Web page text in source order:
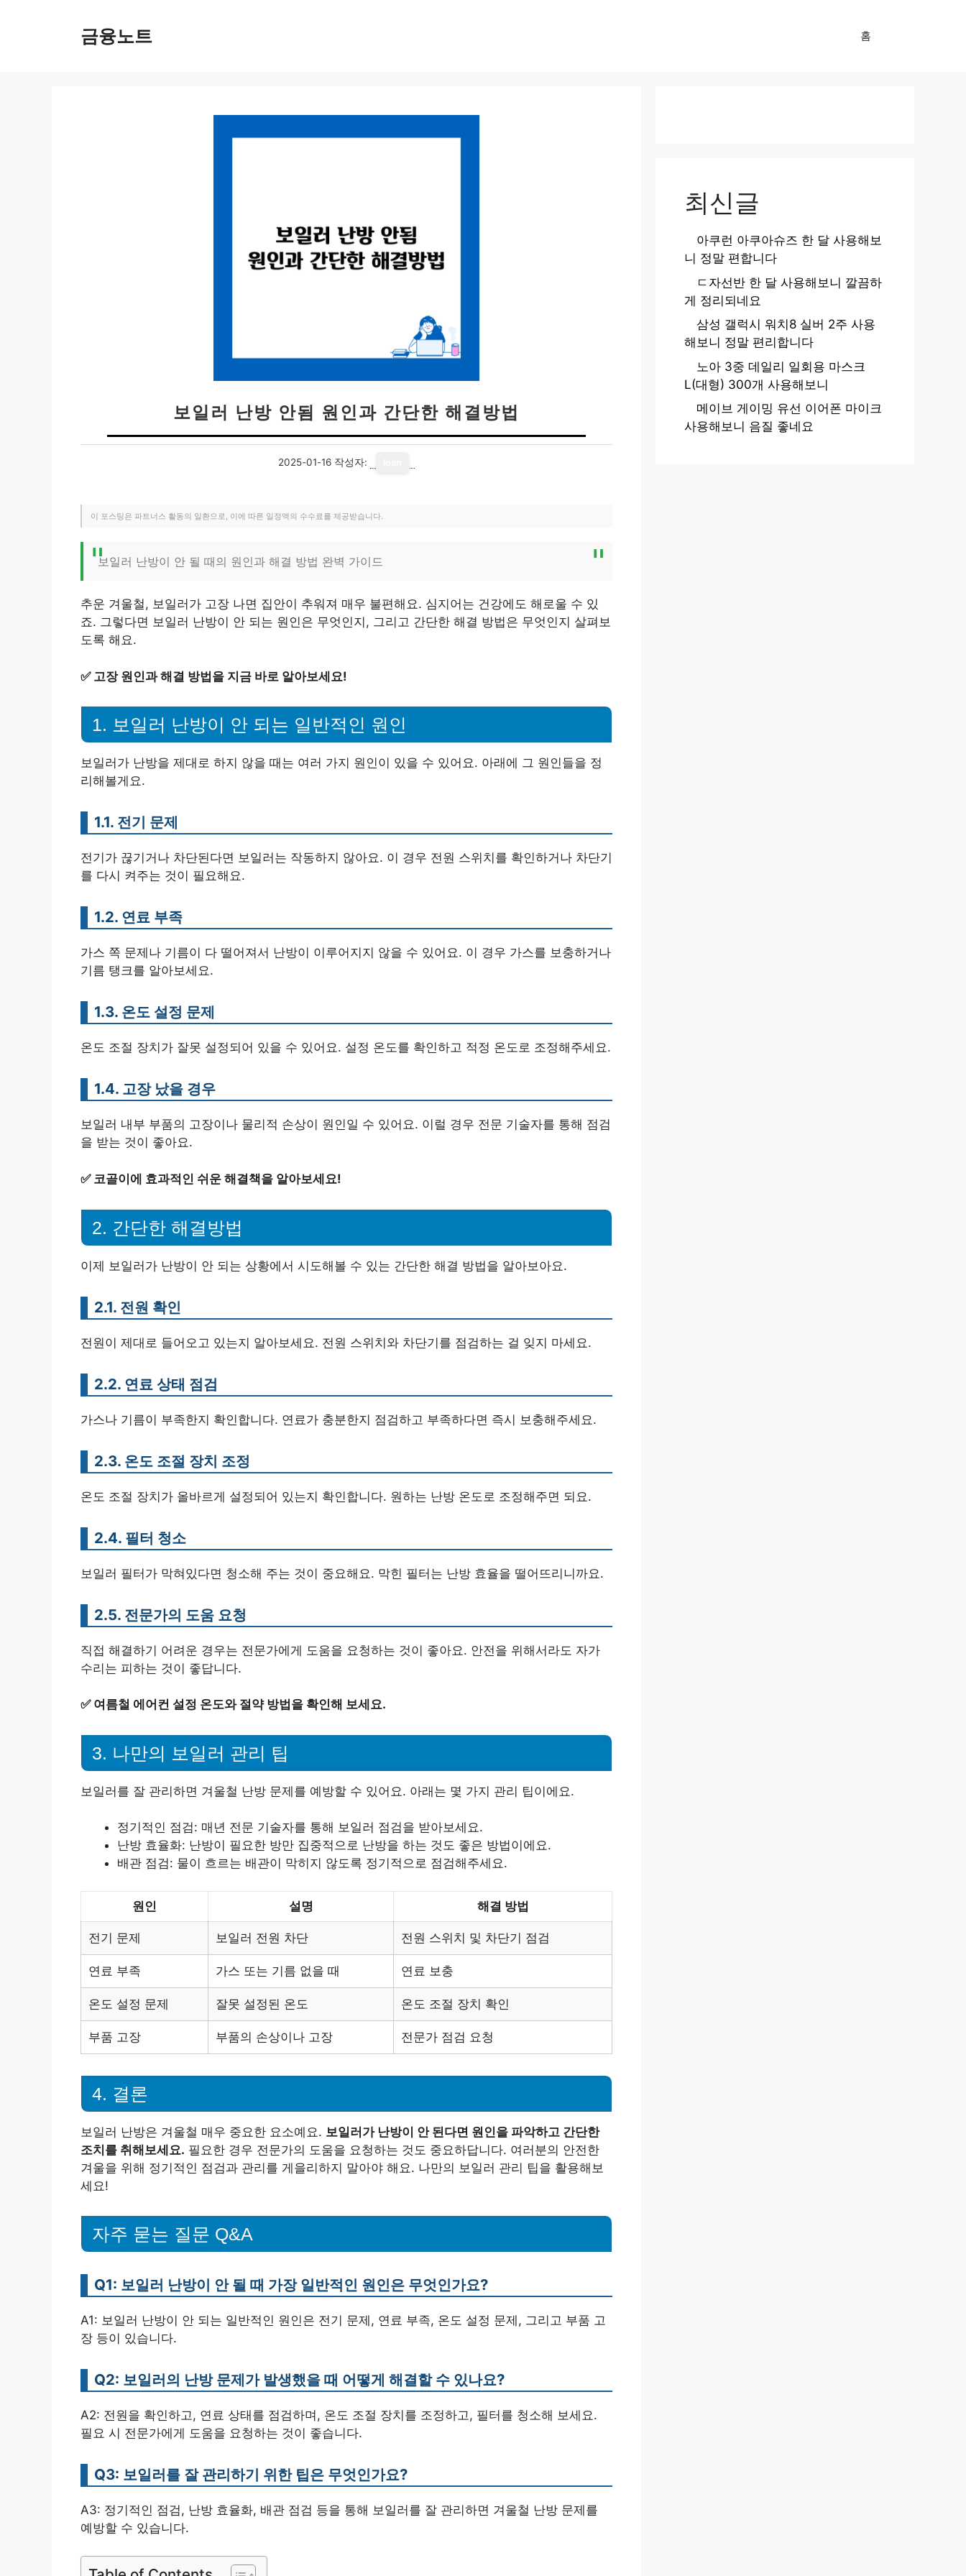
금융노트 홈
보일러 난방 안됨 원인과 간단한 해결방법
2025-01-16 작성자:
이 포스팅은 파트너스 활동의 일환으로, 이에 따른 일정액의 수수료를 제공받습니다.
보일러 난방이 안 될 때의 원인과 해결 방법 완벽 가이드
추운 겨울철, 보일러가 고장 나면 집안이 추워져 매우 불편해요. 심지어는 건강에도 해로울 수 있
죠. 그렇다면 보일러 난방이 안 되는 원인은 무엇인지, 그리고 간단한 해결 방법은 무엇인지 살펴보
도록 해요.
✅ 고장 원인과 해결 방법을 지금 바로 알아보세요!
1. 보일러 난방이 안 되는 일반적인 원인
보일러가 난방을 제대로 하지 않을 때는 여러 가지 원인이 있을 수 있어요. 아래에 그 원인들을 정
리해볼게요.
1.1. 전기 문제
전기가 끊기거나 차단된다면 보일러는 작동하지 않아요. 이 경우 전원 스위치를 확인하거나 차단기
를 다시 켜주는 것이 필요해요.
1.2. 연료 부족
가스 쪽 문제나 기름이 다 떨어져서 난방이 이루어지지 않을 수 있어요. 이 경우 가스를 보충하거나
기름 탱크를 알아보세요.
1.3. 온도 설정 문제
온도 조절 장치가 잘못 설정되어 있을 수 있어요. 설정 온도를 확인하고 적정 온도로 조정해주세요.
1.4. 고장 났을 경우
보일러 내부 부품의 고장이나 물리적 손상이 원인일 수 있어요. 이럴 경우 전문 기술자를 통해 점검
을 받는 것이 좋아요.
✅ 코골이에 효과적인 쉬운 해결책을 알아보세요!
2. 간단한 해결방법
이제 보일러가 난방이 안 되는 상황에서 시도해볼 수 있는 간단한 해결 방법을 알아보아요.
2.1. 전원 확인
전원이 제대로 들어오고 있는지 알아보세요. 전원 스위치와 차단기를 점검하는 걸 잊지 마세요.
2.2. 연료 상태 점검
가스나 기름이 부족한지 확인합니다. 연료가 충분한지 점검하고 부족하다면 즉시 보충해주세요.
2.3. 온도 조절 장치 조정
온도 조절 장치가 올바르게 설정되어 있는지 확인합니다. 원하는 난방 온도로 조정해주면 되요.
2.4. 필터 청소
보일러 필터가 막혀있다면 청소해 주는 것이 중요해요. 막힌 필터는 난방 효율을 떨어뜨리니까요.
2.5. 전문가의 도움 요청
직접 해결하기 어려운 경우는 전문가에게 도움을 요청하는 것이 좋아요. 안전을 위해서라도 자가
수리는 피하는 것이 좋답니다.
✅ 여름철 에어컨 설정 온도와 절약 방법을 확인해 보세요.
3. 나만의 보일러 관리 팁
보일러를 잘 관리하면 겨울철 난방 문제를 예방할 수 있어요. 아래는 몇 가지 관리 팁이에요.
정기적인 점검: 매년 전문 기술자를 통해 보일러 점검을 받아보세요.
난방 효율화: 난방이 필요한 방만 집중적으로 난방을 하는 것도 좋은 방법이에요.
배관 점검: 물이 흐르는 배관이 막히지 않도록 정기적으로 점검해주세요.
원인 설명 해결 방법
전기 문제 보일러 전원 차단 전원 스위치 및 차단기 점검
연료 부족 가스 또는 기름 없을 때 연료 보충
온도 설정 문제 잘못 설정된 온도 온도 조절 장치 확인
부품 고장 부품의 손상이나 고장 전문가 점검 요청
4. 결론
보일러 난방은 겨울철 매우 중요한 요소예요. 보일러가 난방이 안 된다면 원인을 파악하고 간단한
조치를 취해보세요. 필요한 경우 전문가의 도움을 요청하는 것도 중요하답니다. 여러분의 안전한
겨울을 위해 정기적인 점검과 관리를 게을리하지 말아야 해요. 나만의 보일러 관리 팁을 활용해보
세요!
자주 묻는 질문 Q&A
Q1: 보일러 난방이 안 될 때 가장 일반적인 원인은 무엇인가요?
A1: 보일러 난방이 안 되는 일반적인 원인은 전기 문제, 연료 부족, 온도 설정 문제, 그리고 부품 고
장 등이 있습니다.
Q2: 보일러의 난방 문제가 발생했을 때 어떻게 해결할 수 있나요?
A2: 전원을 확인하고, 연료 상태를 점검하며, 온도 조절 장치를 조정하고, 필터를 청소해 보세요.
필요 시 전문가에게 도움을 요청하는 것이 좋습니다.
Q3: 보일러를 잘 관리하기 위한 팁은 무엇인가요?
A3: 정기적인 점검, 난방 효율화, 배관 점검 등을 통해 보일러를 잘 관리하면 겨울철 난방 문제를
예방할 수 있습니다.
최신글
아쿠런 아쿠아슈즈 한 달 사용해보
니 정말 편합니다
ㄷ자선반 한 달 사용해보니 깔끔하
게 정리되네요
삼성 갤럭시 워치8 실버 2주 사용
해보니 정말 편리합니다
노아 3중 데일리 일회용 마스크
L(대형) 300개 사용해보니
메이브 게이밍 유선 이어폰 마이크
사용해보니 음질 좋네요